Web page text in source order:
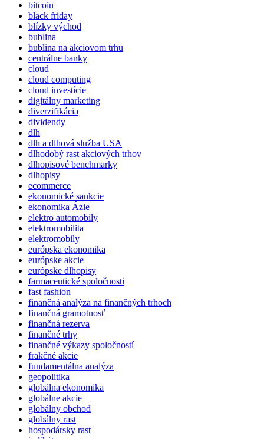
bitcoin
black friday
blízky východ
bublina
bublina na akciovom trhu
centrálne banky
cloud
cloud computing
cloud investície
digitálny marketing
diverzifikácia
dividendy
dlh
dlh a dlhová služba USA
dlhodobý rast akciových trhov
dlhopisové benchmarky
dlhopisy
ecommerce
ekonomické sankcie
ekonomika Ázie
elektro automobily
elektromobilita
elektromobily
európska ekonomika
európske akcie
európske dlhopisy
farmaceutické spoločnosti
fast fashion
finančná analýza na finančných trhoch
finančná gramotnosť
finančná rezerva
finančné trhy
finančné výkazy spoločností
frakčné akcie
fundamentálna analýza
geopolitika
globálna ekonomika
globálne akcie
globálny obchod
globálny rast
hospodársky rast